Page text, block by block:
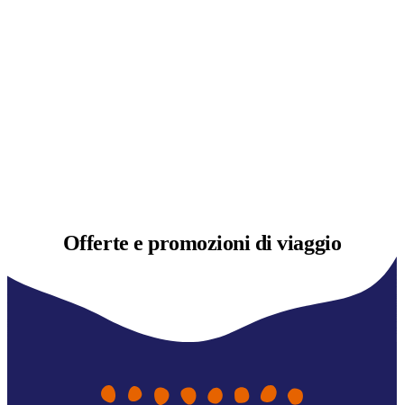
Offerte epromozioni di viaggio